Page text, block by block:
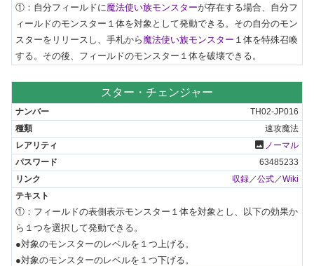
①：自分フィールドに魔法使い族モンスターが存在する場合、自分フ
ィールドのモンスター１体を対象として発動できる。その自分のモン
スターをリリースし、手札から 魔法使い族モンスター １体を特殊召喚
する。その後、フィールドのモンスター１体を破壊できる。
スター・チェンジャー
TH02-JP016
速攻魔法
photo ノーマル
63485233
収録 ／公式 ／Wiki
①：フィールドの表側表示モンスター１体を対象とし、以下の効果か
ら１つを選択して発動できる。
●対象のモンスターのレベルを１つ上げる。
●対象のモンスターのレベルを１つ下げる。